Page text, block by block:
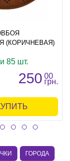
(КОРИЧНЕВАЯ)
85 шт.
250 00
грн.
ГОРОДА